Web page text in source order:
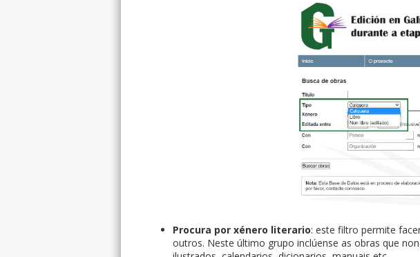
Procura por xénero literario: este filtro permite
outros. Neste último grupo inclúense as obras que